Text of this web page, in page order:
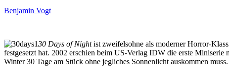
Benjamin Vogt
30 Days of Nightist zweifelsohne als moderner Horror-
festgesetzt hat. 2002 erschien beim US-Verlag IDW die erste
Winter 30 Tage am Stück ohne jegliches Sonnenlicht auskommen